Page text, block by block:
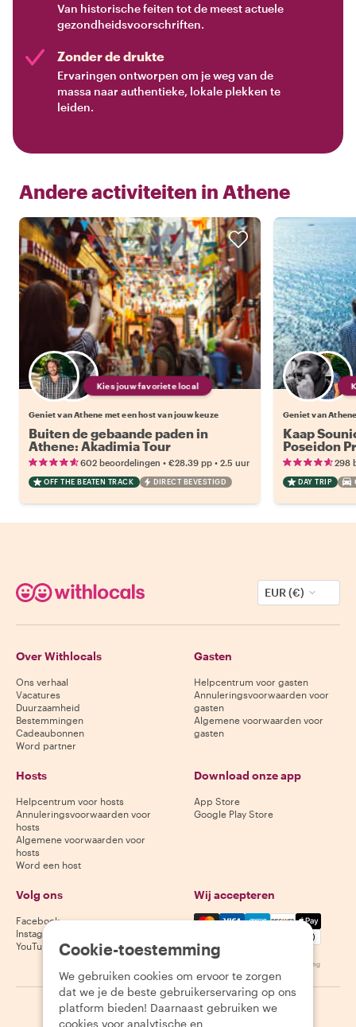
Van historische feiten tot de meest actuele
gezondheidsvoorschriften.
Zonder de drukte
Ervaringen ontworpen om je weg van de
massa naar authentieke, lokale plekken te
leiden.
Andere activiteiten in Athene
Kies jouw favoriete local
Geniet van Athene met een host van jouw keuze
Buiten de gebaande paden in
Athene: Akadimia Tour
602 beoordelingen • €28.39 pp • 2.5 uur
OFF THE BEATEN TRACK DIRECT BEVESTIGD
Geniet van
Kaap
Poseidon
298
DAY TRIP
EUR (€)
Over Withlocals
Ons verhaal
Vacatures
Duurzaamheid
Bestemmingen
Cadeaubonnen
Word partner
Gasten
Helpcentrum voor gasten
Annuleringsvoorwaarden voor
gasten
Algemene voorwaarden voor
gasten
Hosts
Helpcentrum voor hosts
Annuleringsvoorwaarden voor
hosts
Algemene voorwaarden voor
hosts
Word een host
Download onze app
App Store
Google Play Store
Volg ons
Facebook
Instagram
YouTube
Wij accepteren
Mastercard, Visa, Amex,
Beschikbaarheid varieert per bestemming
2026 Withlocals.com | Privacybeleid | Cookies | Sitemap
Cookie-toestemming
We gebruiken cookies om ervoor te zorgen
dat we je de beste gebruikerservaring op ons
platform bieden! Daarnaast gebruiken we
cookies voor analytische en